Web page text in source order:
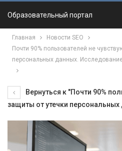
Образовательный портал
Главная
Новости SEO
Почти 90% пользователей не
персональных данных.
Вернуться к "Почти 90%
защиты от утечки